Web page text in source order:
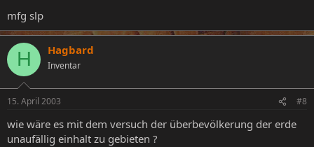
mfg slp
H Hagbard
Inventar
15. April 2003 #8
wie wäre es mit dem versuch der überbevölkerung der erde
unaufällig einhalt zu gebieten ?